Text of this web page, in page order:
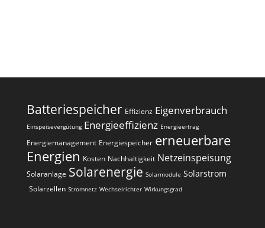
Batteriespeicher Effizienz Eigenverbrauch
Einspeisevergütung Energieeffizienz Energieertrag
Energiemanagement Energiespeicher erneuerbare
Energien Kosten Nachhaltigkeit Netzeinspeisung
Solaranlage Solarenergie Solarmodule Solarstrom
Solarzellen Stromnetz Wechselrichter Wirkungsgrad